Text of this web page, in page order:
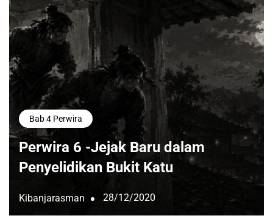
Bab 4 Perwira
Perwira 6 -Jejak Baru dalam
Penyelidikan Bukit Katu
Kibanjarasman 28/12/2020